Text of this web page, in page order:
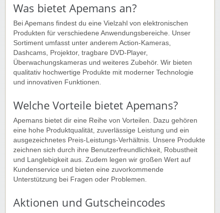
Was bietet Apemans an?
Bei Apemans findest du eine Vielzahl von elektronischen
Produkten für verschiedene Anwendungsbereiche. Unser
Sortiment umfasst unter anderem Action-Kameras,
Dashcams, Projektor, tragbare DVD-Player,
Überwachungskameras und weiteres Zubehör. Wir bieten
qualitativ hochwertige Produkte mit moderner Technologie
und innovativen Funktionen.
Welche Vorteile bietet Apemans?
Apemans bietet dir eine Reihe von Vorteilen. Dazu gehören
eine hohe Produktqualität, zuverlässige Leistung und ein
ausgezeichnetes Preis-Leistungs-Verhältnis. Unsere Produkte
zeichnen sich durch ihre Benutzerfreundlichkeit, Robustheit
und Langlebigkeit aus. Zudem legen wir großen Wert auf
Kundenservice und bieten eine zuvorkommende
Unterstützung bei Fragen oder Problemen.
Aktionen und Gutscheincodes